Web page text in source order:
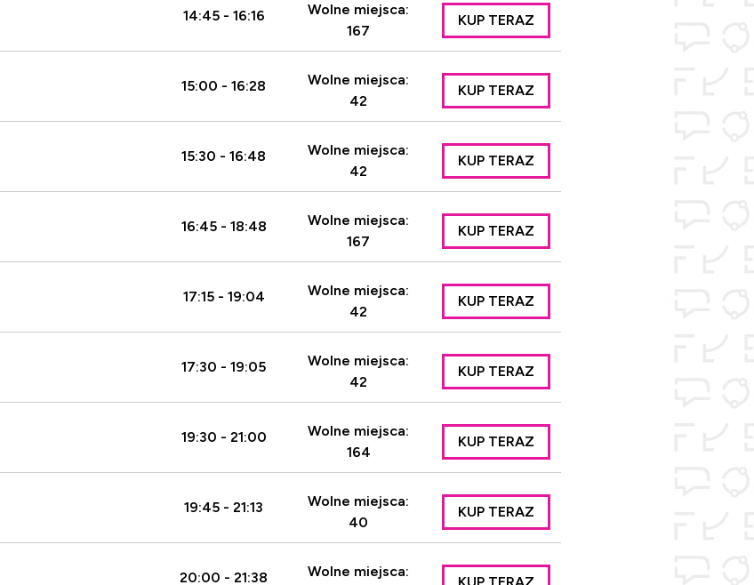
14:45 - 16:16
Wolne miejsca:
167
KUP TERAZ
15:00 - 16:28
Wolne miejsca:
42
KUP TERAZ
15:30 - 16:48
Wolne miejsca:
42
KUP TERAZ
16:45 - 18:48
Wolne miejsca:
167
KUP TERAZ
17:15 - 19:04
Wolne miejsca:
42
KUP TERAZ
17:30 - 19:05
Wolne miejsca:
42
KUP TERAZ
19:30 - 21:00
Wolne miejsca:
164
KUP TERAZ
19:45 - 21:13
Wolne miejsca:
40
KUP TERAZ
20:00 - 21:38
Wolne miejsca: